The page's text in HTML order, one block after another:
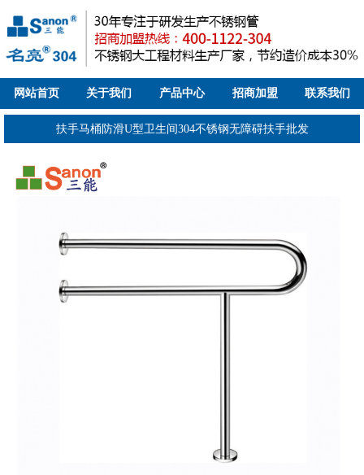
网站首页 关于我们 产品中心 招商加盟 联系我们
扶手马桶防滑U型卫生间304不锈钢无障碍扶手批发